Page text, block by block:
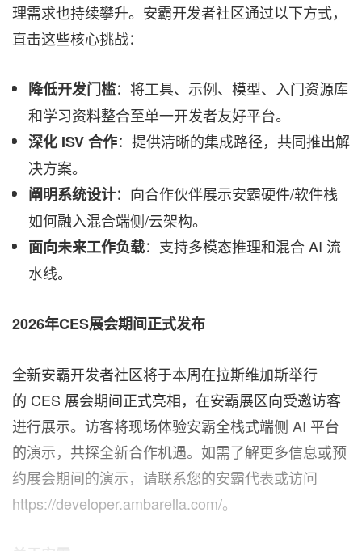
理需求也持续攀升。安霸开发者社区通过以下方式，
直击这些核心挑战：
降低开发门槛：将工具、示例、模型、入门资源库
和学习资料整合至单一开发者友好平台。
深化 ISV合作：提供清晰的集成路径，共同推出解
决方案。
阐明系统设计：向合作伙伴展示安霸硬件/软件栈
如何融入混合端侧/云架构。
面向未来工作负载：支持多模态推理和混合 AI 流
水线。
2026年CES展会期间正式发布
全新安霸开发者社区将于本周在拉斯维加斯举行
的 CES 展会期间正式亮相，在安霸展区向受邀访客
进行展示。访客将现场体验安霸全栈式端侧 AI 平台
的演示，共探全新合作机遇。如需了解更多信息或预
约展会期间的演示，请联系您的安霸代表或访问
https://developer.ambarella.com/。